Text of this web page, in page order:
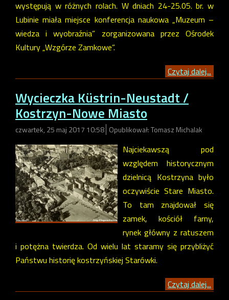
występują w różnych rolach. W dniach 24-25.05. br. w
Lubinie miała miejsce konferencja naukowa „Muzeum –
wiedza i wyobraźnia” zorganizowana przez Ośrodek
Kultury „Wzgórze Zamkowe”.
Czytaj dalej...
Wycieczka Küstrin-Neustadt /
Kostrzyn-Nowe Miasto
czwartek, 25 maj 2017 10:58 Opublikował: Tomasz Michalak
Najciekawszą pod
względem historycznym
dzielnicą Kostrzyna było
oczywiście Stare Miasto.
To tam znajdował się
zamek, kościół farny,
rynek główny z ratuszem
i potężna twierdza. Od wielu lat staramy się przybliżyć
Państwu historię kostrzyńskiej Starówki.
Czytaj dalej...